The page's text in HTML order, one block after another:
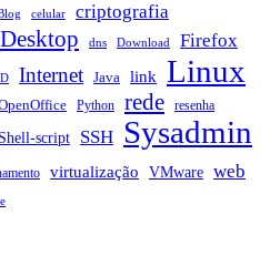
celular criptografia
Desktop dns Download Firefox
Internet Java link Linux
Python rede resenha
Shell-script SSH Sysadmin
virtualização VMware web